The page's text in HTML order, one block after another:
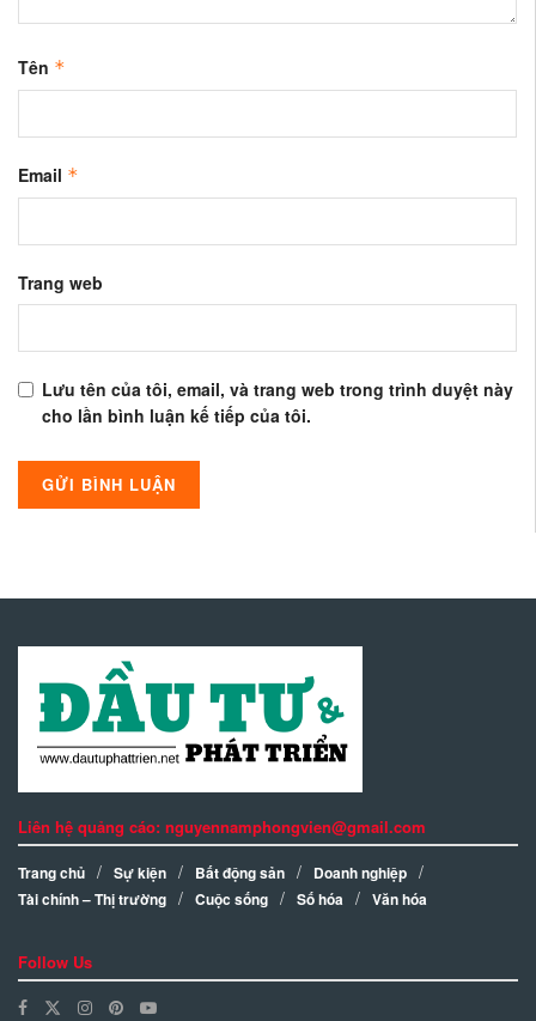
Tên *
Email *
Trang web
Lưu tên của tôi, email, và trang web trong trình duyệt này
cho lần bình luận kế tiếp của tôi.
Liên hệ quảng cáo: nguyennamphongvien@gmail.com
Trang chủ Sự kiện Bất động sản
Doanh nghiệp
Tài chính – Thị trường
Cuộc sống Số hóa Văn hóa
Follow Us